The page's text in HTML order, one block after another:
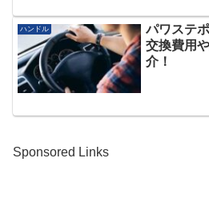
ハンドル
パワステ
交換費用
介！
Sponsored Links